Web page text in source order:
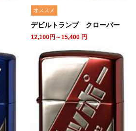
オススメ
デビルトランプ クローバー
12,100円～15,400 円